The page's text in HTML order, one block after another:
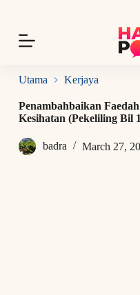
p
o
o
n
n
Utama Kerjaya
Penambahbaikan
Kesihatan (Pekeliling Bil
badra March 27,